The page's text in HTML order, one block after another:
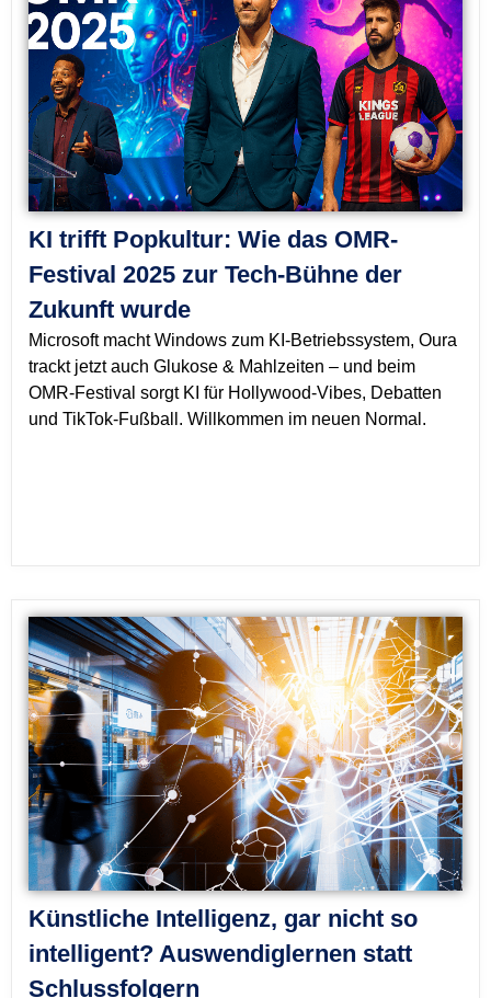
KI trifft Popkultur: Wie das OMR-
Festival 2025 zur Tech-Bühne der
Zukunft wurde
Microsoft macht Windows zum KI-Betriebssystem, Oura
trackt jetzt auch Glukose & Mahlzeiten – und beim
OMR-Festival sorgt KI für Hollywood-Vibes, Debatten
und TikTok-Fußball. Willkommen im neuen Normal.
Künstliche Intelligenz, gar nicht so
intelligent? Auswendiglernen statt
Schlussfolgern